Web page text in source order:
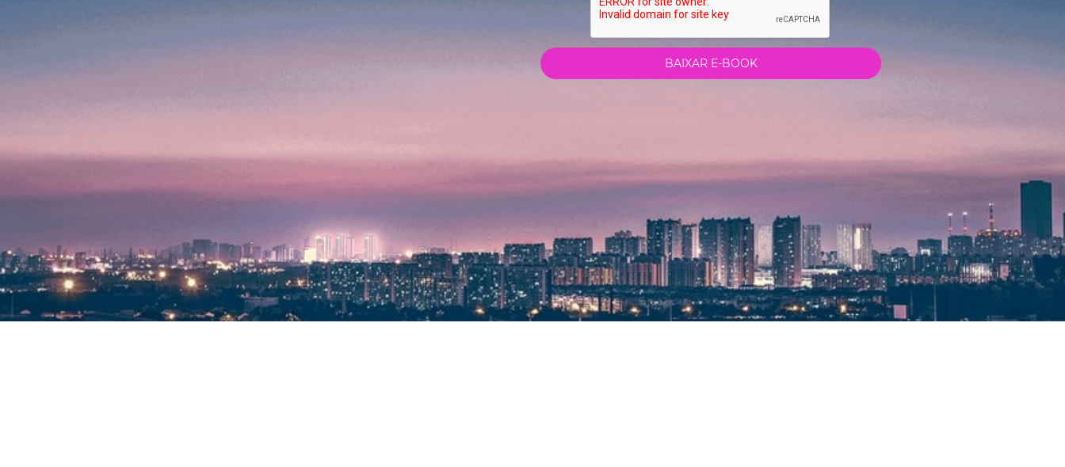
BAIXAR E-BOOK